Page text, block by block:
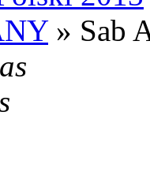
» Sab